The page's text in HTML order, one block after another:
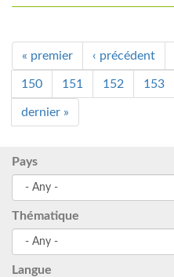
« premier ‹ précédent
150 151 152 153
dernier »
Pays
Thématique
Langue